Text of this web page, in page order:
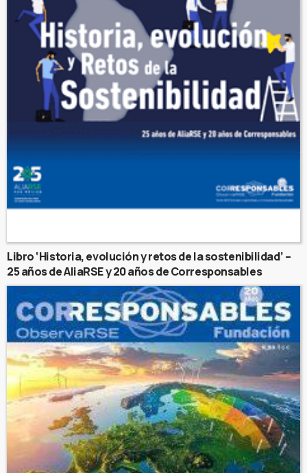
Libro ‘Historia, evolución y retos de la sostenibilidad’ –
25 años de AliaRSE y 20 años de Corresponsables